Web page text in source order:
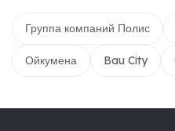
Группа компаний Полис
Ойкумена Bau City